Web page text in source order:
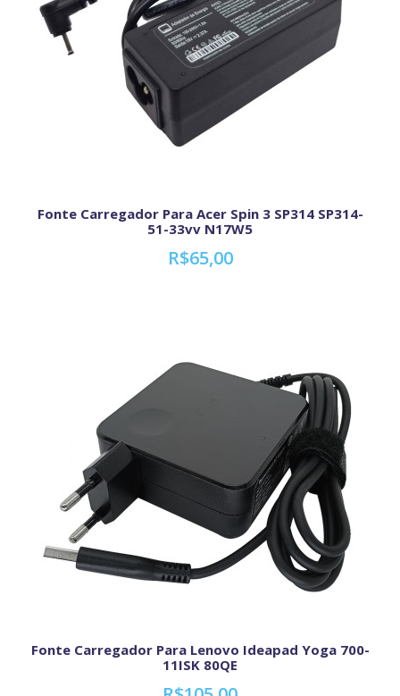
Fonte Carregador Para Acer Spin 3 SP314 SP314-
51-33vv N17W5
R$65,00
Fonte Carregador Para Lenovo Ideapad Yoga 700-
11ISK 80QE